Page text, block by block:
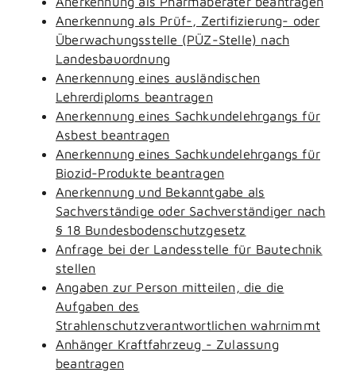
Anerkennung als Prüf-, Zertifizierung- oder
Überwachungsstelle (PÜZ-Stelle) nach
Landesbauordnung
Anerkennung eines ausländischen
Lehrerdiploms beantragen
Anerkennung eines Sachkundelehrgangs für
Asbest beantragen
Anerkennung eines Sachkundelehrgangs für
Biozid-Produkte beantragen
Anerkennung und Bekanntgabe als
Sachverständige oder Sachverständiger nach
§ 18 Bundesbodenschutzgesetz
Anfrage bei der Landesstelle für Bautechnik
stellen
Angaben zur Person mitteilen, die die
Aufgaben des
Strahlenschutzverantwortlichen wahrnimmt
Anhänger Kraftfahrzeug - Zulassung
beantragen